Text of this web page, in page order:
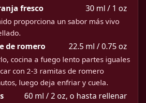
fresco 30 ml / 1 oz
proporciona un sabor más vivo
de romero 22.5 ml / 0.75 oz
cocina a fuego lento partes iguales
con 2-3 ramitas de romero
luego deja enfriar y cuela.
60 ml / 2 oz, o hasta rellenar